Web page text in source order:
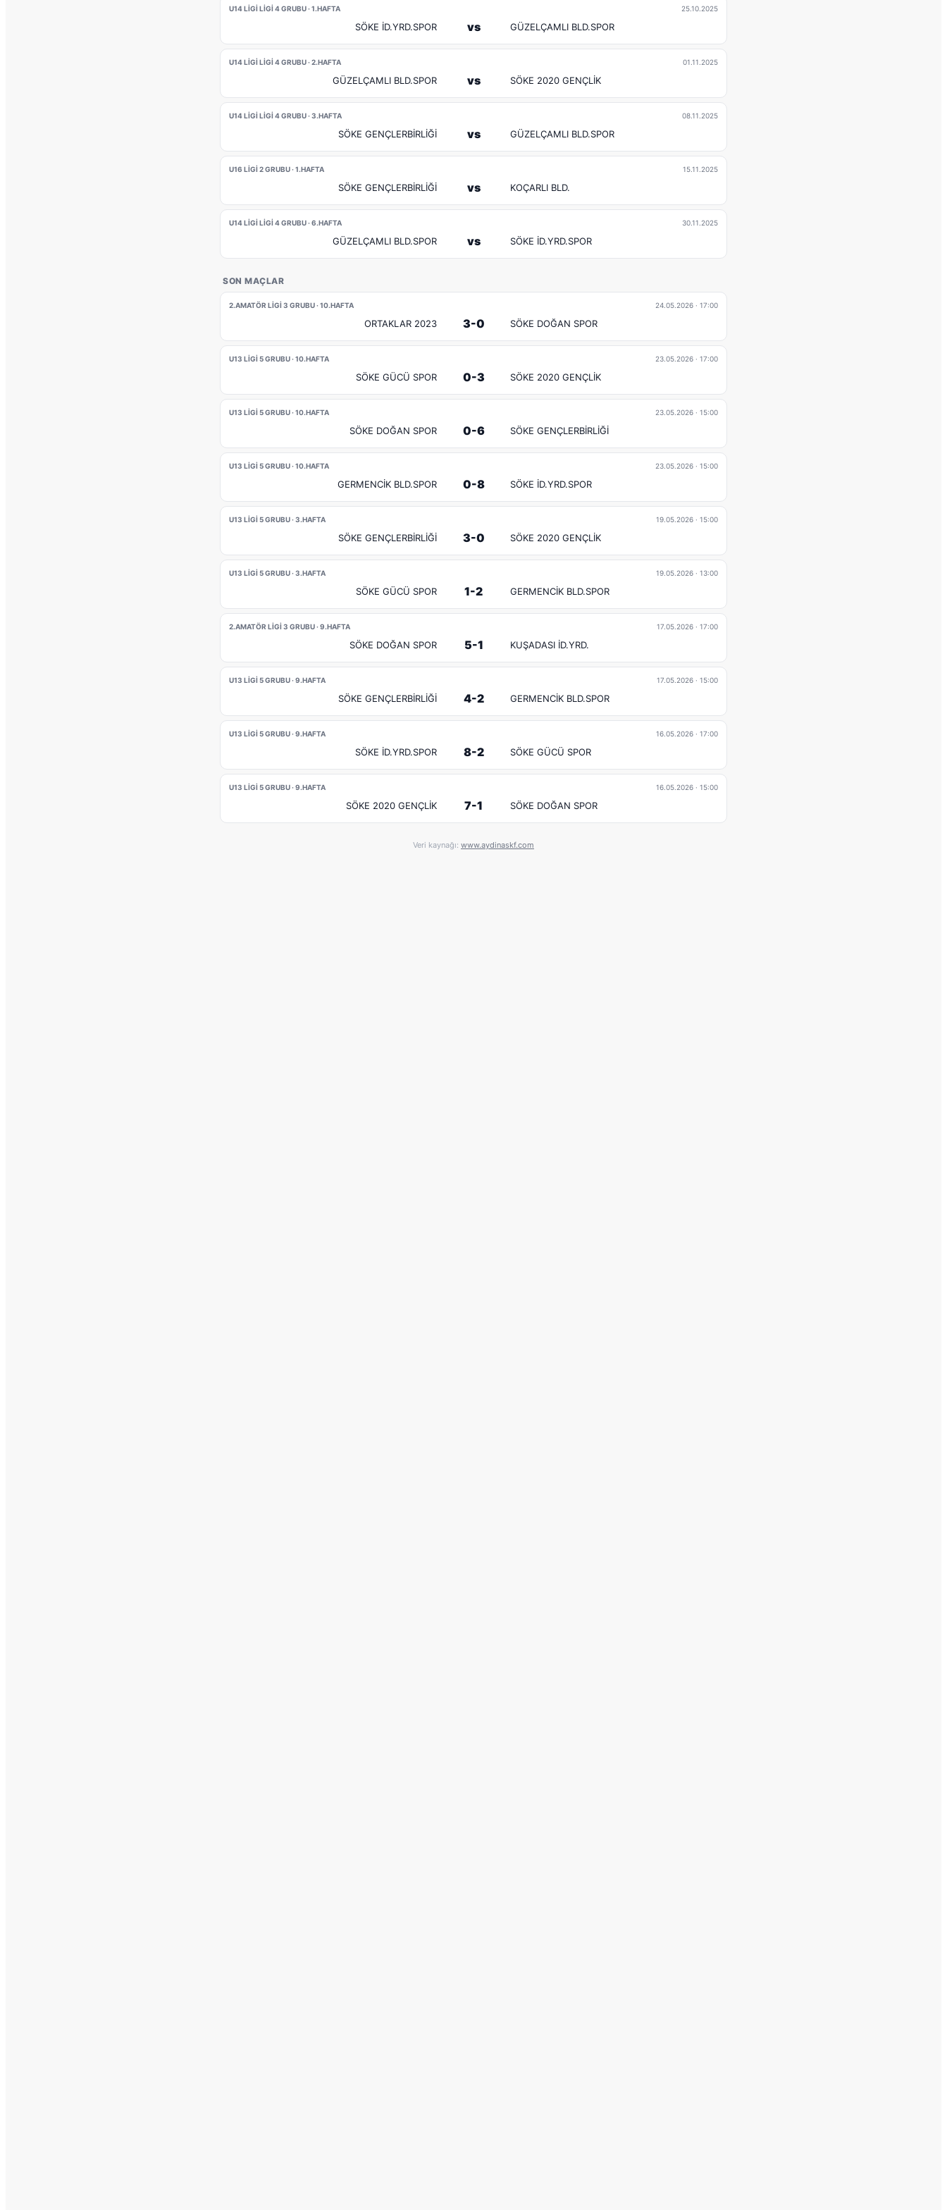
U14 LİGİ LİGİ 4 GRUBU · 1.HAFTA 25.10.2025
SÖKE İD.YRD.SPOR vs GÜZELÇAMLI BLD.SPOR
U14 LİGİ LİGİ 4 GRUBU · 2.HAFTA 01.11.2025
GÜZELÇAMLI BLD.SPOR vs SÖKE 2020 GENÇLİK
U14 LİGİ LİGİ 4 GRUBU · 3.HAFTA 08.11.2025
SÖKE GENÇLERBİRLİĞİ vs GÜZELÇAMLI BLD.SPOR
U16 LİGİ 2 GRUBU · 1.HAFTA 15.11.2025
SÖKE GENÇLERBİRLİĞİ vs KOÇARLI BLD.
U14 LİGİ LİGİ 4 GRUBU · 6.HAFTA 30.11.2025
GÜZELÇAMLI BLD.SPOR vs SÖKE İD.YRD.SPOR
SON MAÇLAR
2.AMATÖR LİGİ 3 GRUBU · 10.HAFTA 24.05.2026 · 17:00
ORTAKLAR 2023 3-0 SÖKE DOĞAN SPOR
U13 LİGİ 5 GRUBU · 10.HAFTA 23.05.2026 · 17:00
SÖKE GÜCÜ SPOR 0-3 SÖKE 2020 GENÇLİK
U13 LİGİ 5 GRUBU · 10.HAFTA 23.05.2026 · 15:00
SÖKE DOĞAN SPOR 0-6 SÖKE GENÇLERBİRLİĞİ
U13 LİGİ 5 GRUBU · 10.HAFTA 23.05.2026 · 15:00
GERMENCİK BLD.SPOR 0-8 SÖKE İD.YRD.SPOR
U13 LİGİ 5 GRUBU · 3.HAFTA 19.05.2026 · 15:00
SÖKE GENÇLERBİRLİĞİ 3-0 SÖKE 2020 GENÇLİK
U13 LİGİ 5 GRUBU · 3.HAFTA 19.05.2026 · 13:00
SÖKE GÜCÜ SPOR 1-2 GERMENCİK BLD.SPOR
2.AMATÖR LİGİ 3 GRUBU · 9.HAFTA 17.05.2026 · 17:00
SÖKE DOĞAN SPOR 5-1 KUŞADASI İD.YRD.
U13 LİGİ 5 GRUBU · 9.HAFTA 17.05.2026 · 15:00
SÖKE GENÇLERBİRLİĞİ 4-2 GERMENCİK BLD.SPOR
U13 LİGİ 5 GRUBU · 9.HAFTA 16.05.2026 · 17:00
SÖKE İD.YRD.SPOR 8-2 SÖKE GÜCÜ SPOR
U13 LİGİ 5 GRUBU · 9.HAFTA 16.05.2026 · 15:00
SÖKE 2020 GENÇLİK 7-1 SÖKE DOĞAN SPOR
Veri kaynağı: www.aydinaskf.com